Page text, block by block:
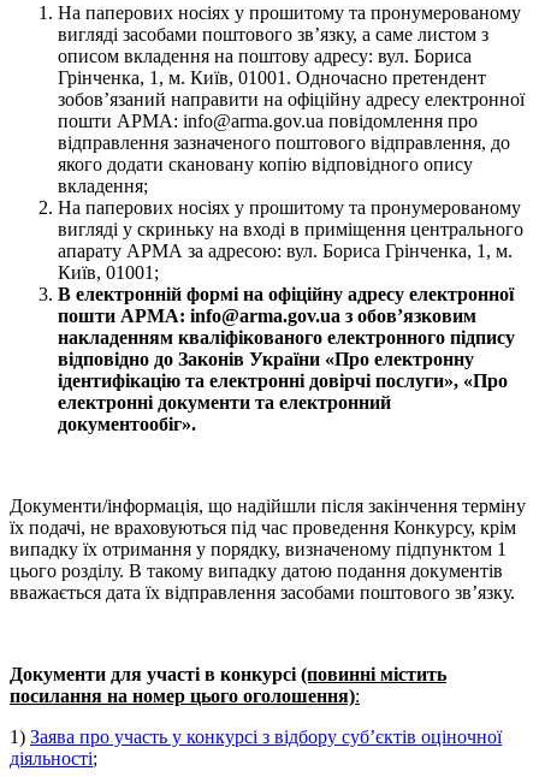
На паперових носіях у прошитому та пронумерованому
вигляді засобами поштового зв’язку, а саме листом з
описом вкладення на поштову адресу: вул. Бориса
Грінченка, 1, м. Київ, 01001. Одночасно претендент
зобов’язаний направити на офіційну адресу електронної
пошти АРМА: info@arma.gov.ua повідомлення про
відправлення зазначеного поштового відправлення, до
якого додати скановану копію відповідного опису
вкладення;
На паперових носіях у прошитому та пронумерованому
вигляді у скриньку на вході в приміщення центрального
апарату АРМА за адресою: вул. Бориса Грінченка, 1, м.
Київ, 01001;
В електронній формі на офіційну адресу електронної
пошти АРМА: info@arma.gov.ua з обов’язковим
накладенням кваліфікованого електронного підпису
відповідно до Законів України «Про електронну
ідентифікацію та електронні довірчі послуги», «Про
електронні документи та електронний
документообіг».
Документи/інформація, що надійшли після закінчення терміну
їх подачі, не враховуються під час проведення Конкурсу, крім
випадку їх отримання у порядку, визначеному підпунктом 1
цього розділу. В такому випадку датою подання документів
вважається дата їх відправлення засобами поштового зв’язку.
Документи для участі в конкурсі (повинні містить
посилання на номер цього оголошення):
1) Заява про участь у конкурсі з відбору суб’єктів оціночної
діяльності;